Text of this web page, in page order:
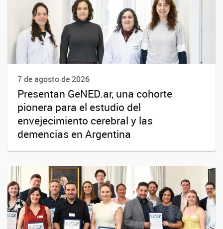
7 de agosto de 2026
Presentan GeNED.ar, una cohorte
pionera para el estudio del
envejecimiento cerebral y las
demencias en Argentina